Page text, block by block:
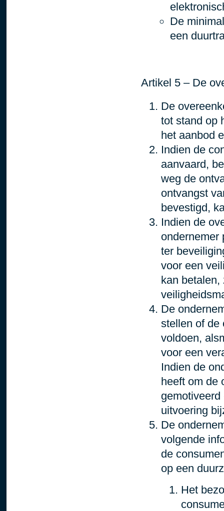
De
een
Artikel 5 – De
De
tot stand op
het aanbod
Indien de
aanvaard,
weg de
ontvangst
bevestigd,
Indien de
ondernemer
ter
voor een
kan betalen,
De
stellen of de
voldoen,
voor een
Indien de
heeft om de
uitvoering
De
volgende
de
op een
Het